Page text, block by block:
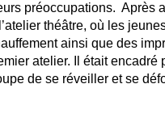
préoccupations. Après
théâtre, où les
ainsi que des
atelier. Il était encadré
de se réveiller et se